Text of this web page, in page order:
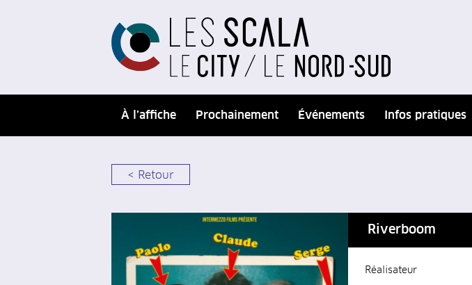
À l’affiche Prochainement Événements Infos pratiques
< Retour
Riverboom
Réalisateur